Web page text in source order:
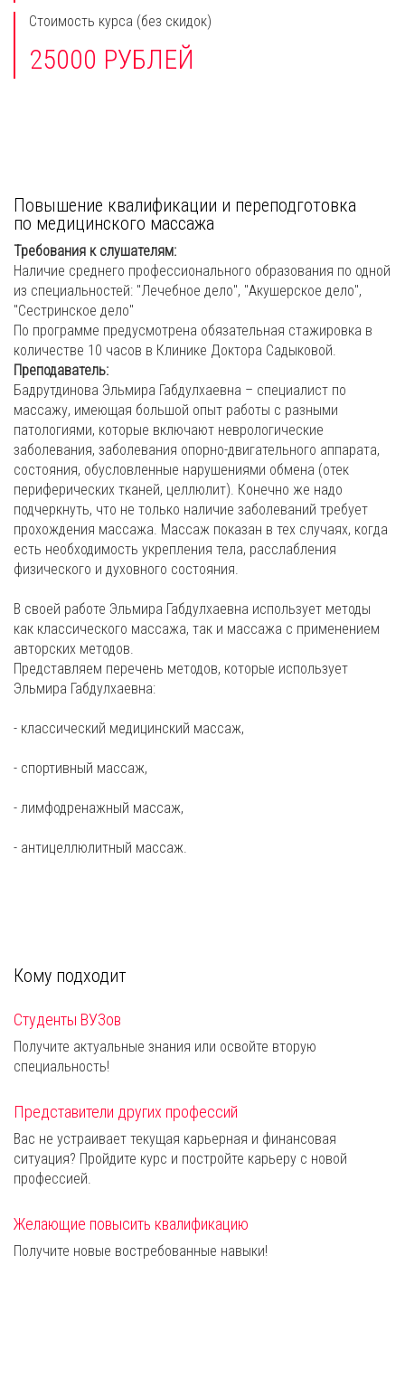
Стоимость курса (без скидок)
25000 РУБЛЕЙ
Повышение квалификации и переподготовка
по медицинского массажа
Требования к слушателям:
Наличие среднего профессионального образования по одной
из специальностей: "Лечебное дело", "Акушерское дело",
"Сестринское дело"
По программе предусмотрена обязательная стажировка в
количестве 10 часов в Клинике Доктора Садыковой.
Преподаватель:
Бадрутдинова Эльмира Габдулхаевна – специалист по
массажу, имеющая большой опыт работы с разными
патологиями, которые включают неврологические
заболевания, заболевания опорно-двигательного аппарата,
состояния, обусловленные нарушениями обмена (отек
периферических тканей, целлюлит). Конечно же надо
подчеркнуть, что не только наличие заболеваний требует
прохождения массажа. Массаж показан в тех случаях, когда
есть необходимость укрепления тела, расслабления
физического и духовного состояния.
В своей работе Эльмира Габдулхаевна использует методы
как классического массажа, так и массажа с применением
авторских методов.
Представляем перечень методов, которые использует
Эльмира Габдулхаевна:
- классический медицинский массаж,
- спортивный массаж,
- лимфодренажный массаж,
- антицеллюлитный массаж.
Кому подходит
Студенты ВУЗов
Получите актуальные знания или освойте вторую
специальность!
Представители других профессий
Вас не устраивает текущая карьерная и финансовая
ситуация? Пройдите курс и постройте карьеру с новой
профессией.
Желающие повысить квалификацию
Получите новые востребованные навыки!